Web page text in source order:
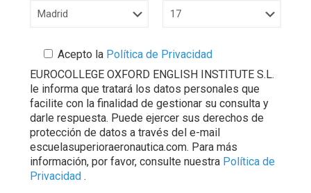
Acepto la Política de Privacidad
EUROCOLLEGE OXFORD ENGLISH INSTITUTE S.L.
le informa que tratará los datos personales que
facilite con la finalidad de gestionar su consulta y
darle respuesta. Puede ejercer sus derechos de
protección de datos a través del e-mail
escuelasuperioraeronautica.com. Para más
información, por favor, consulte nuestra Política de
Privacidad .